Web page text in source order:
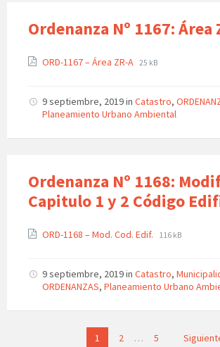
Ordenanza Nº 1167: Área
ORD-1167 – Área ZR-A 25 kB
9 septiembre, 2019in Catastro,
Planeamiento Urbano Ambiental
Ordenanza Nº 1168:
Capitulo 1 y 2 Código
ORD-1168 – Mod. Cod. Edif. 116 kB
9 septiembre, 2019in Catastro,
ORDENANZAS, Planeamiento Urbano
1 2 … 5